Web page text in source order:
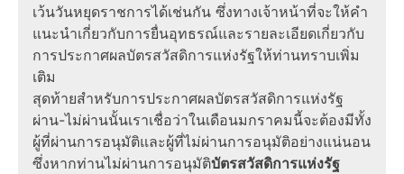
เว้นวันหยุดราชการได้เช่นกัน ซึ่งทางเจ้าหน้าที่จะให้คำ
แนะนำเกี่ยวกับการยื่นอุทธรณ์และรายละเอียดเกี่ยวกับ
การประกาศผลบัตรสวัสดิการแห่งรัฐให้ท่านทราบเพิ่ม
เติม
สุดท้ายสำหรับการประกาศผลบัตรสวัสดิการแห่งรัฐ
ผ่าน-ไม่ผ่านนั้นเราเชื่อว่าในเดือนมกราคมนี้จะต้องมีทั้ง
ผู้ที่ผ่านการอนุมัติและผู้ที่ไม่ผ่านการอนุมัติอย่างแน่นอน
ซึ่งหากท่านไม่ผ่านการอนุมัติบัตรสวัสดิการแห่งรัฐ